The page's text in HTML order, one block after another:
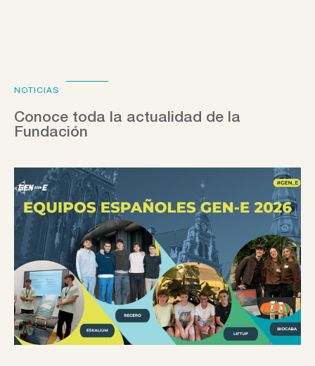
NOTICIAS
Conoce toda la actualidad de la
Fundación